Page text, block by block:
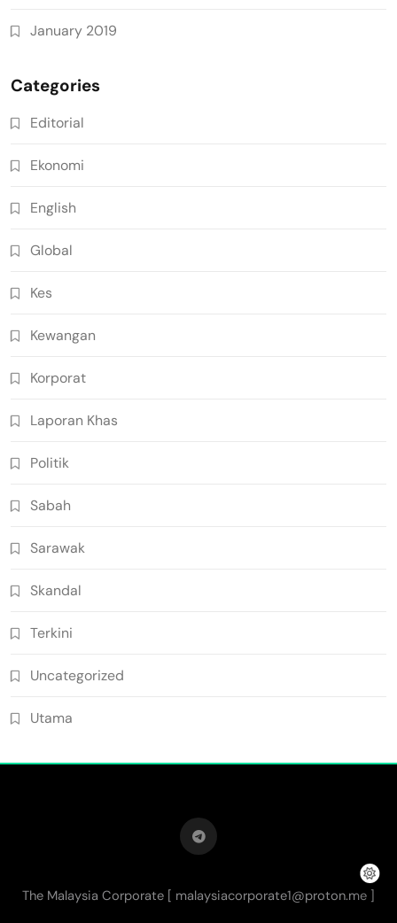
January 2019
Categories
Editorial
Ekonomi
English
Global
Kes
Kewangan
Korporat
Laporan Khas
Politik
Sabah
Sarawak
Skandal
Terkini
Uncategorized
Utama
The Malaysia Corporate [ malaysiacorporate1@proton.me ]